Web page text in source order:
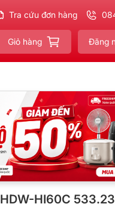
Xuất VAT đầy đủ Giao
Tra cứu đơn hàng
Giỏ hàng Đăng
HI60C